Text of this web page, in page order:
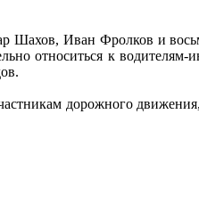
Шахов, Иван Фролков и
относиться к
дорожного